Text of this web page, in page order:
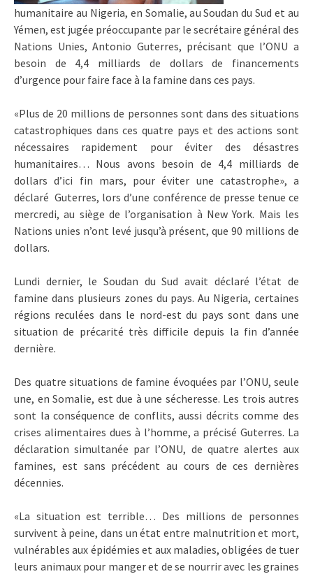
humanitaire au Nigeria, en Somalie, au Soudan du Sud et au
Yémen, est jugée préoccupante par le secrétaire général des
Nations Unies, Antonio Guterres, précisant que l’ONU a
besoin de 4,4 milliards de dollars de financements
d’urgence pour faire face à la famine dans ces pays.
«Plus de 20 millions de personnes sont dans des situations
catastrophiques dans ces quatre pays et des actions sont
nécessaires rapidement pour éviter des désastres
humanitaires… Nous avons besoin de 4,4 milliards de
dollars d’ici fin mars, pour éviter une catastrophe», a
déclaré Guterres, lors d’une conférence de presse tenue ce
mercredi, au siège de l’organisation à New York. Mais les
Nations unies n’ont levé jusqu’à présent, que 90 millions de
dollars.
Lundi dernier, le Soudan du Sud avait déclaré l’état de
famine dans plusieurs zones du pays. Au Nigeria, certaines
régions reculées dans le nord-est du pays sont dans une
situation de précarité très difficile depuis la fin d’année
dernière.
Des quatre situations de famine évoquées par l’ONU, seule
une, en Somalie, est due à une sécheresse. Les trois autres
sont la conséquence de conflits, aussi décrits comme des
crises alimentaires dues à l’homme, a précisé Guterres. La
déclaration simultanée par l’ONU, de quatre alertes aux
famines, est sans précédent au cours de ces dernières
décennies.
«La situation est terrible… Des millions de personnes
survivent à peine, dans un état entre malnutrition et mort,
vulnérables aux épidémies et aux maladies, obligées de tuer
leurs animaux pour manger et de se nourrir avec les graines